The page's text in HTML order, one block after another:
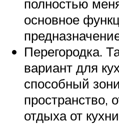
полностью
основное
Перегородка.
вариант для
способный
пространство,
отдыха от